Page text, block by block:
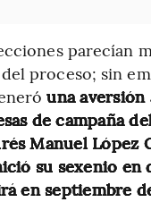
parecían
proceso; sin
una aversión
de campaña
Manuel López
su sexenio en
en septiembre